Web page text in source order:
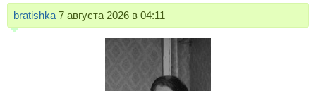
bratishka 7 августа 2026 в 04:11